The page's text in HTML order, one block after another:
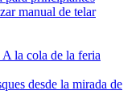
manual de telar
la cola de la feria
desde la mirada de